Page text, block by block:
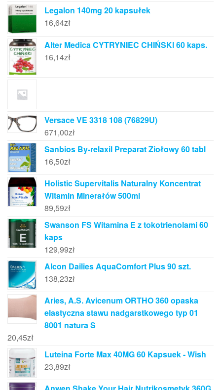
Legalon 140mg 20 kapsułek
16,64zł
Alter Medica CYTRYNIEC CHIŃSKI 60 kaps.
16,14zł
Versace VE 3318 108 (76829U)
671,00zł
Sanbios By-relaxil Preparat Ziołowy 60 tabl
16,50zł
Holistic Supervitalis Naturalny Koncentrat
Witamin Minerałów 500ml
89,59zł
Swanson FS Witamina E z tokotrienolami 60
kaps
129,99zł
Alcon Dailies AquaComfort Plus 90 szt.
138,23zł
Aries, A.S. Avicenum ORTHO 360 opaska
elastyczna stawu nadgarstkowego typ 01
8001 natura S
20,45zł
Luteina Forte Max 40MG 60 Kapsuek - Wish
23,89zł